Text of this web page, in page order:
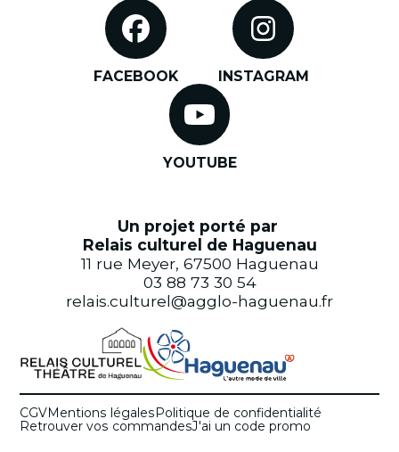
FACEBOOK INSTAGRAM
YOUTUBE
Un projet porté par
Relais culturel de Haguenau
11 rue Meyer, 67500 Haguenau
03 88 73 30 54
relais.culturel@agglo-haguenau.fr
CGVMentions légales Politique de confidentialité
Retrouver vos commandesJ'ai un code promo